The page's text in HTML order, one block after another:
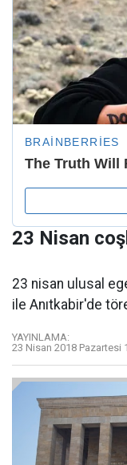
23 Nisan
23 nisan ulusal
ile Anıtkabir'de
YAYINLAMA:
23 Nisan 2018 Pazartesi